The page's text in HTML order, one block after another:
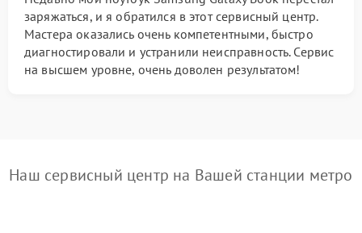
заряжаться, и я обратился в этот сервисный центр.
Мастера оказались очень компетентными, быстро
диагностировали и устранили неисправность. Сервис
на высшем уровне, очень доволен результатом!
Наш сервисный центр на Вашей станции метро